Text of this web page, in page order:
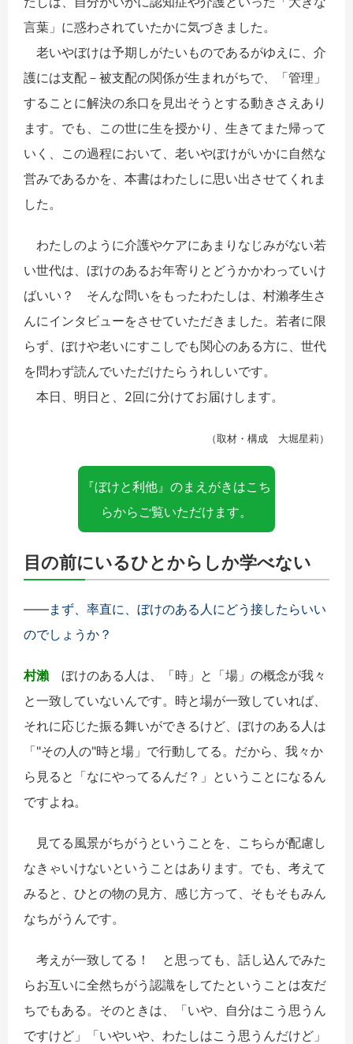
言葉」に惑わされていたかに気づきました。
老いやぼけは予期しがたいものであるがゆえに、介
護には支配－被支配の関係が生まれがちで、「管理」
することに解決の糸口を見出そうとする動きさえあり
ます。でも、この世に生を授かり、生きてまた帰って
いく、この過程において、老いやぼけがいかに自然な
営みであるかを、本書はわたしに思い出させてくれま
した。
わたしのように介護やケアにあまりなじみがない若
い世代は、ぼけのあるお年寄りとどうかかわっていけ
ばいい？ そんな問いをもったわたしは、村瀨孝生さ
んにインタビューをさせていただきました。若者に限
らず、ぼけや老いにすこしでも関心のある方に、世代
を問わず読んでいただけたらうれしいです。
本日、明日と、2回に分けてお届けします。
（取材・構成 大堀星莉）
『ぼけと利他』のまえがきはこち
らからご覧いただけます。
目の前にいるひとからしか学べない
――まず、率直に、ぼけのある人にどう接したらいい
のでしょうか？
村瀨 ぼけのある人は、「時」と「場」の概念が我々
と一致していないんです。時と場が一致していれば、
それに応じた振る舞いができるけど、ぼけのある人は
「"その人の"時と場」で行動してる。だから、我々か
ら見ると「なにやってるんだ？」ということになるん
ですよね。
見てる風景がちがうということを、こちらが配慮し
なきゃいけないということはあります。でも、考えて
みると、ひとの物の見方、感じ方って、そもそもみん
なちがうんです。
考えが一致してる！ と思っても、話し込んでみた
らお互いに全然ちがう認識をしてたということは友だ
ちでもある。そのときは、「いや、自分はこう思うん
ですけど」「いやいや、わたしはこう思うんだけど」